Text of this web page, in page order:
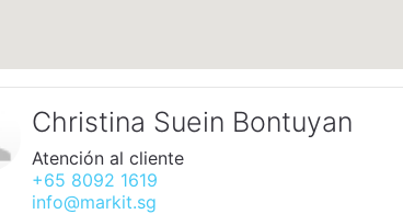
Christina Suein Bontuyan
Atención al cliente
+65 8092 1619
info@markit.sg